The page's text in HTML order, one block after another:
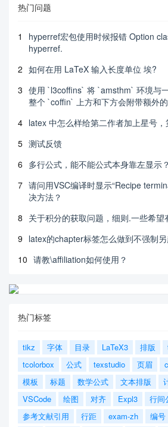
热门问题
1
hyperref宏包使用时候报错 Option
hyperref.
2 如何在用 LaTeX 输入长度单位 埃?
3 使用 `l3coffins` 将 `amsthm` 环境与
整个 `coffin` 上方和下方会附带额外
4 latex 中怎么样给第二作者加上星号
5 测试反馈
6 多行公式，能不能公式本身靠左显示？
7 请问用VSC编译时显示“Recipe
决方法？
8 关于积分的获取问题，细则.一些希望
9 latex的chapter标签怎么做到不强制另
10 请教\affiliation如何使用？
热门标签
tikz 字体 目录 LaTeX3 排版
tcolorbox
公式 texstudio 页眉
模板
标题 数学公式 文本排版
VSCode
绘图 对齐 Expl3 行间
参考文献引用
行距 exam-zh 编号